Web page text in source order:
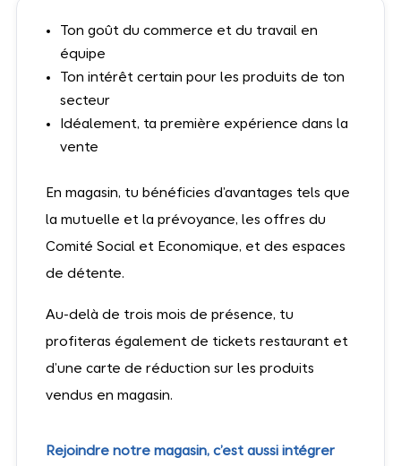
Ton goût du commerce et du travail en
équipe
Ton intérêt certain pour les produits de ton
secteur
Idéalement, ta première expérience dans la
vente
En magasin, tu bénéficies d’avantages tels que
la mutuelle et la prévoyance, les offres du
Comité Social et Economique, et des espaces
de détente.
Au-delà de trois mois de présence, tu
profiteras également de tickets restaurant et
d’une carte de réduction sur les produits
vendus en magasin.
Rejoindre notre magasin, c’est aussi intégrer